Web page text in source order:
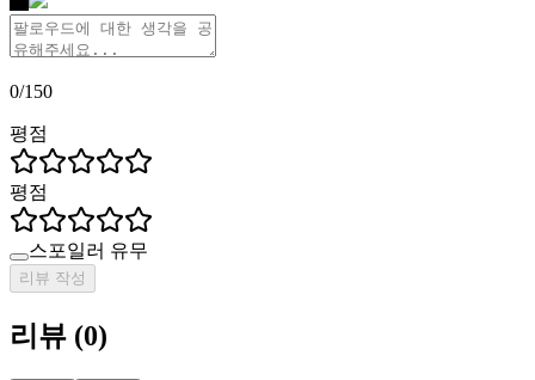
0/150
평점
평점
스포일러 유무
리뷰 작성
리뷰 (0)